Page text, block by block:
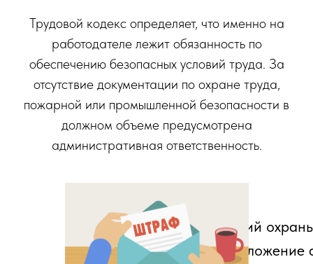
Трудовой кодекс определяет, что именно на
работодателе лежит обязанность по
обеспечению безопасных условий труда. За
отсутствие документации по охране труда,
пожарной или промышленной безопасности в
должном объеме предусмотрена
административная ответственность.
Нарушение требований
5.27.1 КоАП влечет